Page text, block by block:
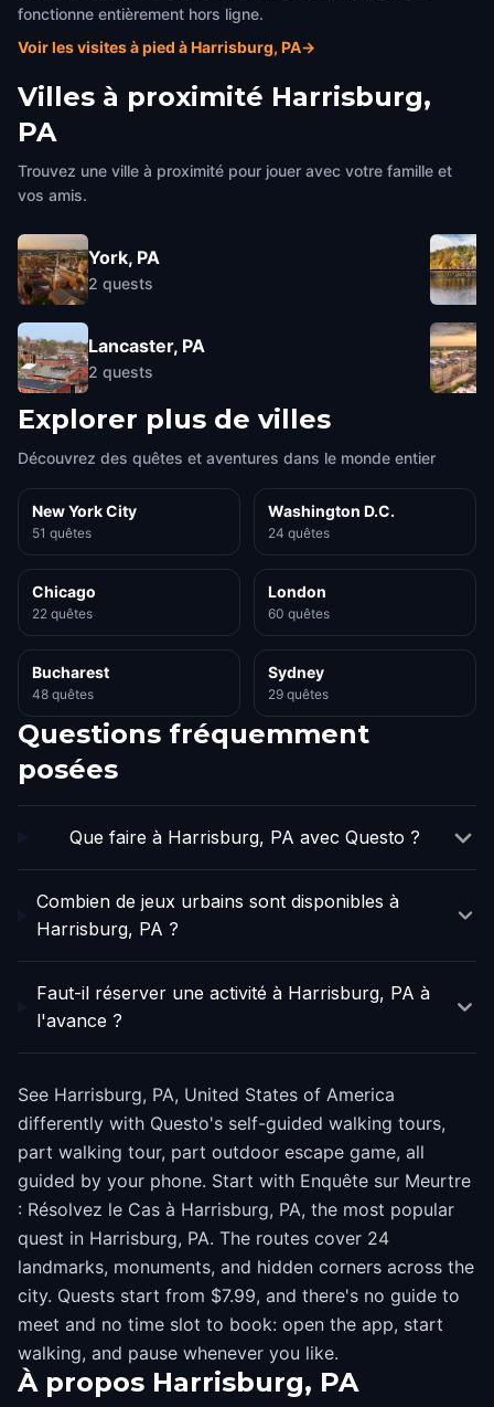
fonctionne entièrement hors ligne.
Voir les visites à pied à Harrisburg, PA→
Villes à proximité Harrisburg,
PA
Trouvez une ville à proximité pour jouer avec votre famille et
vos amis.
York, PA
2 quests
Lancaster, PA
2 quests
Explorer plus de villes
Découvrez des quêtes et aventures dans le monde entier
New York City
51 quêtes
Washington D.C.
24 quêtes
Chicago
22 quêtes
London
60 quêtes
Bucharest
48 quêtes
Sydney
29 quêtes
Questions fréquemment
posées
Que faire à Harrisburg, PA avec Questo ?
Combien de jeux urbains sont disponibles à
Harrisburg, PA ?
Faut-il réserver une activité à Harrisburg, PA à
l'avance ?
See Harrisburg, PA, United States of America
differently with Questo's self-guided walking tours,
part walking tour, part outdoor escape game, all
guided by your phone. Start with Enquête sur Meurtre
: Résolvez le Cas à Harrisburg, PA, the most popular
quest in Harrisburg, PA. The routes cover 24
landmarks, monuments, and hidden corners across the
city. Quests start from $7.99, and there's no guide to
meet and no time slot to book: open the app, start
walking, and pause whenever you like.
À propos Harrisburg, PA